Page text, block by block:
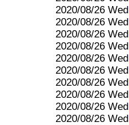
2020/08/26 Wed
2020/08/26 Wed
2020/08/26 Wed
2020/08/26 Wed
2020/08/26 Wed
2020/08/26 Wed
2020/08/26 Wed
2020/08/26 Wed
2020/08/26 Wed
2020/08/26 Wed